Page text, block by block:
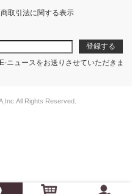
取引法に関する表示
ニュースをお送りさせていただきま
Rights Reserved.